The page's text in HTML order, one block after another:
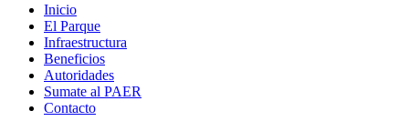
Inicio
El Parque
Infraestructura
Beneficios
Autoridades
Sumate al PAER
Contacto